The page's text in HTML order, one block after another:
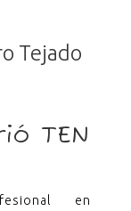
Tejado
TEN
en